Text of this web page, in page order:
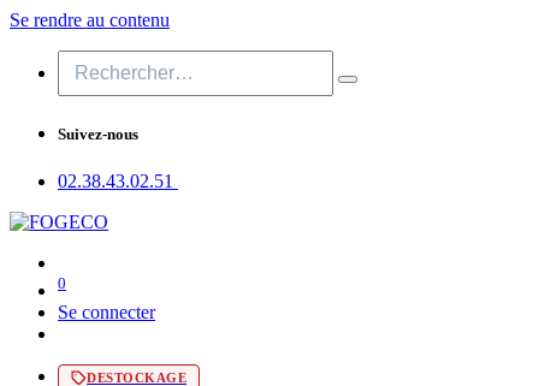
Se rendre au contenu
Suivez-nous
02.38.43​.02.51
0
Se connecter
DESTOCKAGE